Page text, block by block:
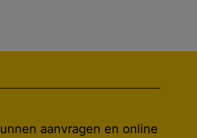
aanvragen en online